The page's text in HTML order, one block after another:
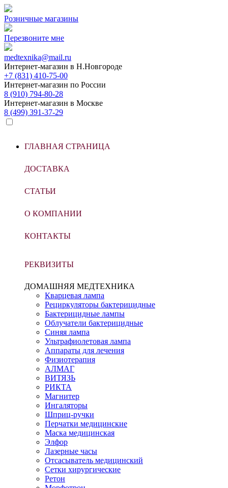
Розничные магазины
Перезвоните мне
medtexnika@mail.ru
Интернет-магазин в Н.Новгороде
+7 (831) 410-75-00
Интернет-магазин по России
8 (910) 794-80-28
Интернет-магазин в Москве
8 (499) 391-37-29
ГЛАВНАЯ СТРАНИЦА
ДОСТАВКА
СТАТЬИ
О КОМПАНИИ
КОНТАКТЫ
РЕКВИЗИТЫ
ДОМАШНЯЯ МЕДТЕХНИКА
Кварцевая лампа
Рециркуляторы бактерицидные
Бактерицидные лампы
Облучатели бактерицидные
Синяя лампа
Ультрафиолетовая лампа
Аппараты для лечения
Физиотерапия
АЛМАГ
ВИТЯЗЬ
РИКТА
Магнитер
Ингаляторы
Шприц-ручки
Перчатки медицинские
Маска медицинская
Элфор
Лазерные часы
Отсасыватель медицинский
Сетки хирургические
Ретон